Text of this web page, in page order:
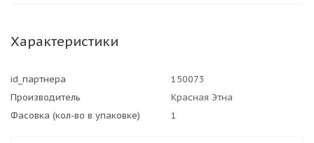
Характеристики
id_партнера
150073
Производитель
Красная Этна
Фасовка (кол-во в упаковке)
1